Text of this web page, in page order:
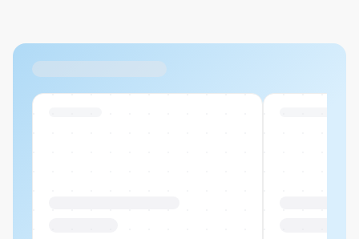
Ähnliche Produkte